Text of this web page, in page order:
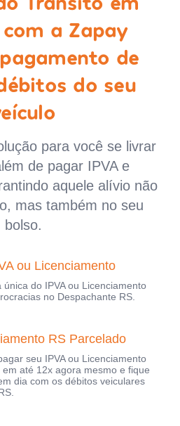
a Zapay
de
do seu
para você se livrar
de pagar IPVA e
aquele alívio não
mas também no seu
bolso.
ou Licenciamento
única do IPVA ou Licenciamento
no Despachante RS.
RS Parcelado
seu IPVA ou Licenciamento
em até 12x agora mesmo e fique
dia com os débitos veiculares